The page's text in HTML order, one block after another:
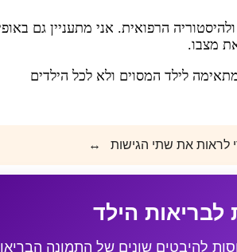
הרפואית. אני מתעניין גם
מצבו.
לילד המסוים ולא לכל הילדים
לראות את שתי הגישות ↔️
לבריאות הילד
להיבטים שונים של התמונה